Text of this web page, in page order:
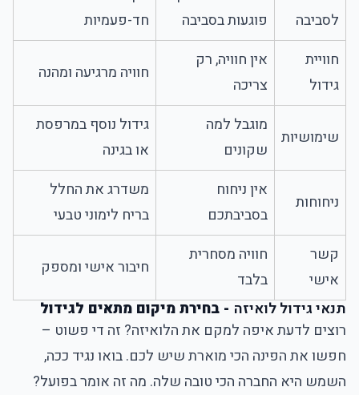
לסביבה
פוגעות בסביבה
חד-פעמיות
חוויית
גידול
אין חוויה, רק
צריכה
חוויה מרגיעה ומהנה
שימושיות
מוגבל למה
שקונים
גידול נוסף במרפסת
או בגינה
ניחוחות
אין ניחוח
בסביבתכם
משדרג את החלל
בריח לימוני טבעי
קשר
אישי
חוויה מסחרית
בלבד
חיבור אישי ומספק
תנאי גידול לואיזה - בחירת מיקום מתאים לגידול
רוצים לדעת איפה למקם את הלואיזה? זה די פשוט –
חפשו את הפינה הכי מוארת שיש לכם. בואו נגיד ככה,
השמש היא החברה הכי טובה שלה. מה זה אומר בפועל?